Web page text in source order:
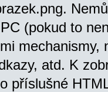
(pokud to
mechanismy,
atd. K
příslušné